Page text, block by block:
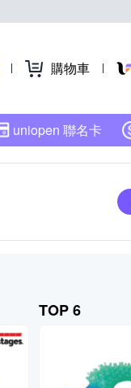
購物車
uniopen 聯名卡
TOP 6